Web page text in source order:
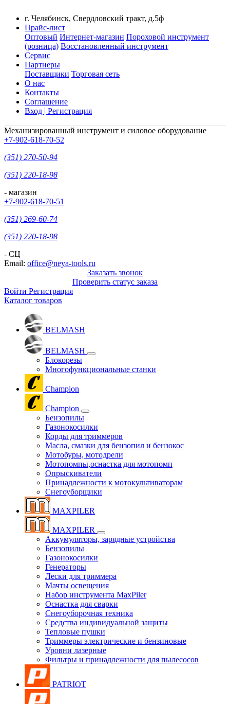
г. Челябинск, Свердловский тракт, д.5ф
Прайс-лист
Оптовый Интернет-магазин Пороховой инструмент
(розница) Восстановленный инструмент
Сервис
Партнеры
Поставщики Торговая сеть
О нас
Контакты
Соглашение
Вход | Регистрация
Механизированный инструмент и силовое оборудование
+7-902-618-70-52
(351) 270-50-94
(351) 220-18-98
- магазин
+7-902-618-70-51
(351) 269-60-74
(351) 220-18-98
- СЦ
Email: office@neya-tools.ru
Заказать звонок
Проверить статус заказа
Войти Регистрация
Каталог товаров
BELMASH
BELMASH
Блокорезы
Многофункциональные станки
Champion
Champion
Бензопилы
Газонокосилки
Корды для триммеров
Масла, смазки для бензопил и бензокос
Мотобуры, мотодрели
Мотопомпы,оснастка для мотопомп
Опрыскиватели
Принадлежности к мотокультиваторам
Снегоуборщики
MAXPILER
MAXPILER
Аккумуляторы, зарядные устройства
Бензопилы
Газонокосилки
Генераторы
Лески для триммера
Мачты освещения
Набор инструмента MaxPiler
Оснастка для сварки
Снегоуборочная техника
Средства индивидуальной защиты
Тепловые пушки
Триммеры электрические и бензиновые
Уровни лазерные
Фильтры и принадлежности для пылесосов
PATRIOT